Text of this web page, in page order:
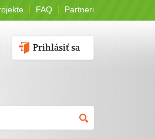
FAQ Partneri
Prihlásiť sa